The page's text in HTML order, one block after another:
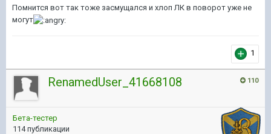
Помнится вот так тоже засмущался и хлоп ЛК в поворот уже не
могут
1
110
RenamedUser_41668108
Бета-тестер
114 публикации